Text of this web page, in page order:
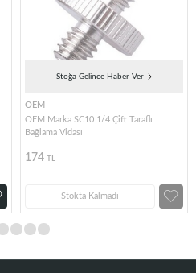
Stoğa Gelince Haber Ver
OEM
OEM Marka SC10 1/4 Çift Taraflı
Bağlama Vidası
174 TL
Stokta Kalmadı